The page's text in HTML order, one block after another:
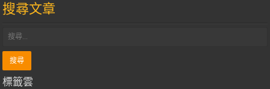
搜尋文章
標籤雲